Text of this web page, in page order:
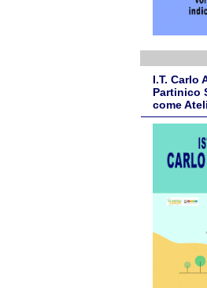
I.T. Carlo
Partinico
come